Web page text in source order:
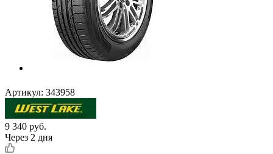
Артикул: 343958
9 340 руб.
Через 2 дня